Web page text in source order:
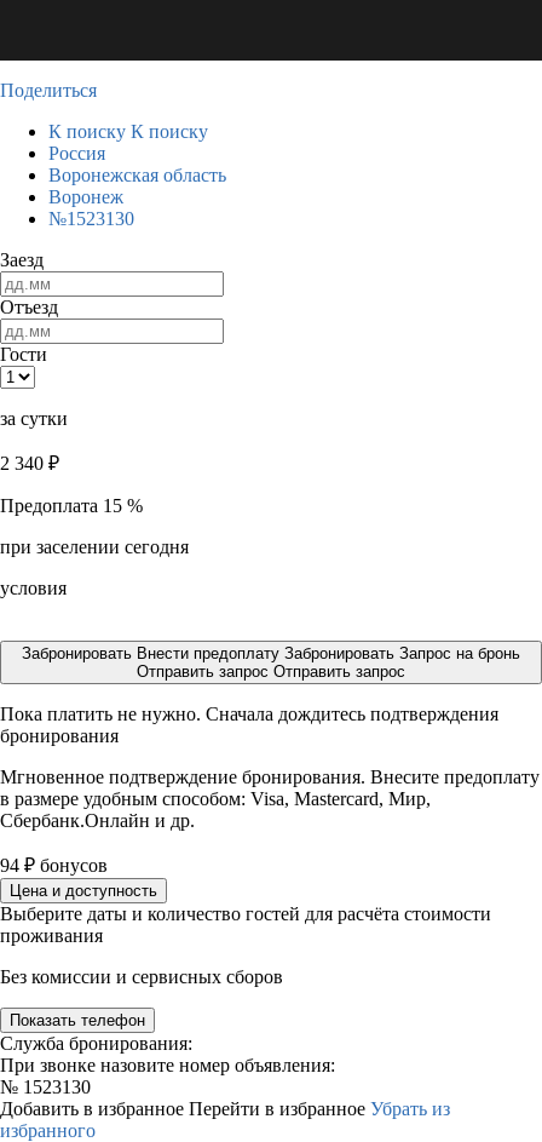
Поделиться
К поиску К поиску
Россия
Воронежская область
Воронеж
№1523130
Заезд
Отъезд
Гости
за сутки
2 340 ₽
Предоплата 15 %
при заселении сегодня
условия
Забронировать Внести предоплату Забронировать Запрос на бронь
Отправить запрос Отправить запрос
Пока платить не нужно. Сначала дождитесь подтверждения
бронирования
Мгновенное подтверждение бронирования. Внесите предоплату
в размере удобным способом: Visa, Mastercard, Мир,
Сбербанк.Онлайн и др.
94 ₽ бонусов
Цена и доступность
Выберите даты и количество гостей для расчёта стоимости
проживания
Без комиссии и сервисных сборов
Показать телефон
Служба бронирования:
При звонке назовите номер объявления:
№ 1523130
Добавить в избранное Перейти в избранное Убрать из
избранного